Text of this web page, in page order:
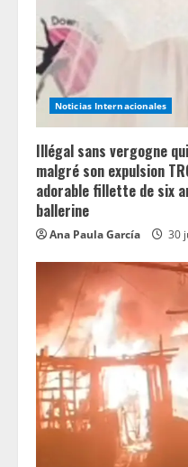
a
d
i
n
g
Noticias Internacionales
Illégal sans vergogne
malgré son expulsion
adorable fillette de six
ballerine
Ana Paula García 30